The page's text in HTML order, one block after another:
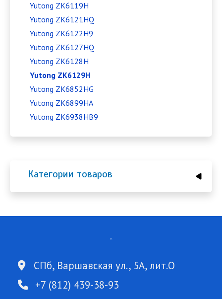
Yutong ZK6119H
Yutong ZK6121HQ
Yutong ZK6122H9
Yutong ZK6127HQ
Yutong ZK6128H
Yutong ZK6129H
Yutong ZK6852HG
Yutong ZK6899HA
Yutong ZK6938HB9
Категории товаров
СПб, Варшавская ул., 5А, лит.О
+7 (812) 439-38-93